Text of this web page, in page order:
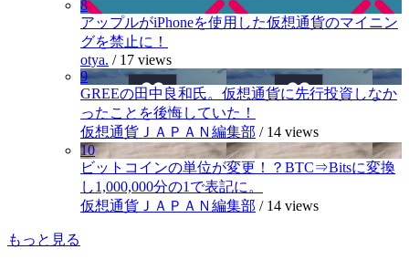
8
アップルがiPhoneを使用した仮想通貨のマイニン
グを禁止に！
otya. / 17 views
9
GREEの田中良和氏。仮想通貨に先行投資しなか
ったことを後悔していた！
仮想通貨ＪＡＰＡＮ編集部 / 14 views
10
ビットコインの単位が変更！？BTC⇒Bitsに変換
し1,000,000分の1で表記に。
仮想通貨ＪＡＰＡＮ編集部 / 14 views
もっと見る